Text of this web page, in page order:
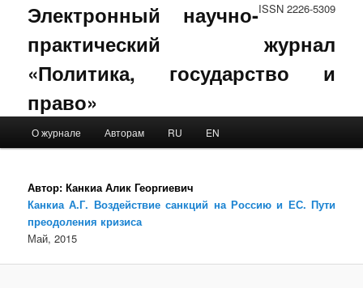
ISSN 2226-5309
Электронный научно-
практический журнал
«Политика, государство и
право»
Skip to primary content
Skip to secondary content
О журнале Авторам RU EN
Автор: Канкиа Алик Георгиевич
Канкиа А.Г. Воздействие санкций на Россию и ЕС. Пути
преодоления кризиса
Май, 2015